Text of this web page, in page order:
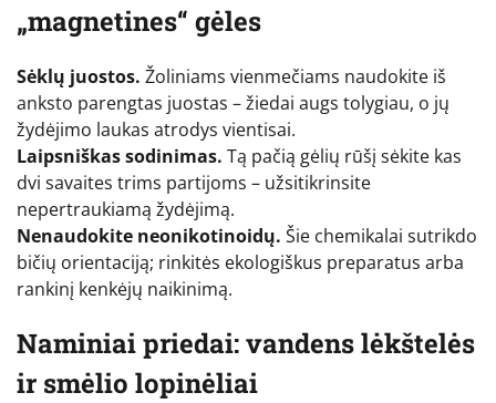
„magnetines“ gėles
Sėklų juostos. Žoliniams vienmečiams naudokite iš
anksto parengtas juostas – žiedai augs tolygiau, o jų
žydėjimo laukas atrodys vientisai.
Laipsniškas sodinimas. Tą pačią gėlių rūšį sėkite kas
dvi savaites trims partijoms – užsitikrinsite
nepertraukiamą žydėjimą.
Nenaudokite neonikotinoidų. Šie chemikalai sutrikdo
bičių orientaciją; rinkitės ekologiškus preparatus arba
rankinį kenkėjų naikinimą.
Naminiai priedai: vandens lėkštelės
ir smėlio lopinėliai